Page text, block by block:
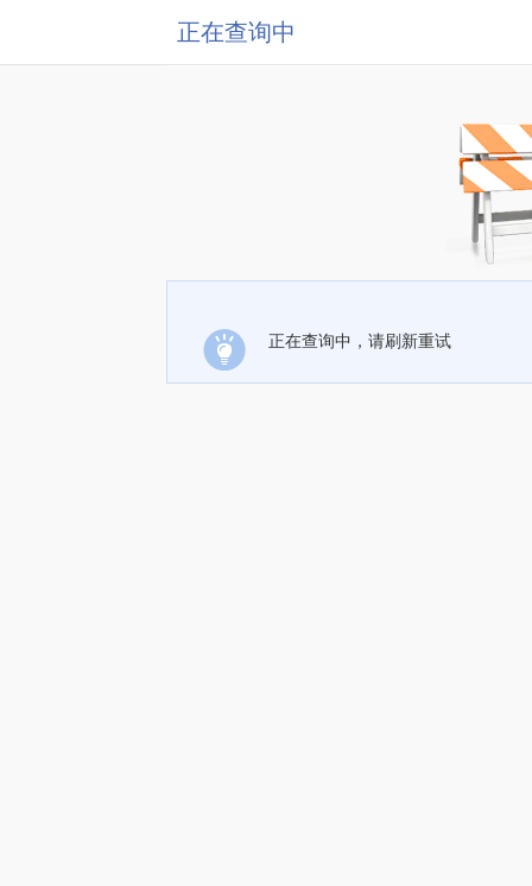
正在查询中
正在查询中，请刷新重试